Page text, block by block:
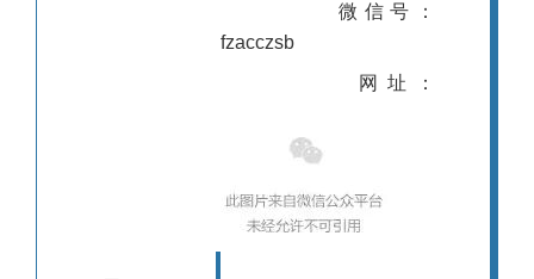
微信号：
fzacczsb
网址：